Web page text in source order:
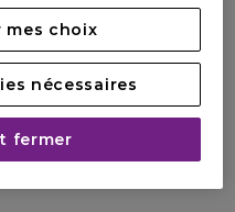
mes choix
nécessaires
fermer